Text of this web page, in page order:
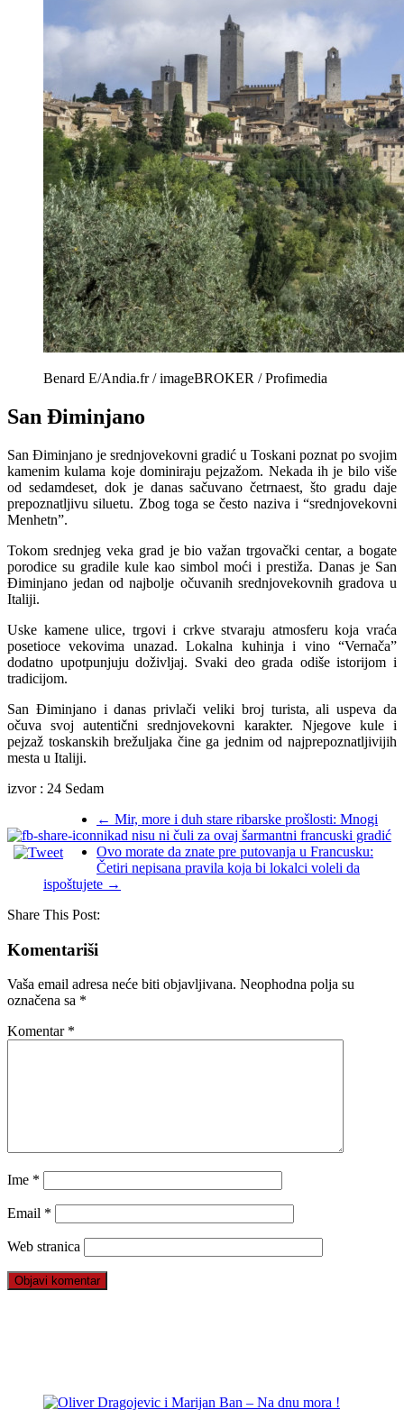
Benard E/Andia.fr / imageBROKER / Profimedia
San Điminjano
San Điminjano je srednjovekovni gradić u Toskani poznat po svojim
kamenim kulama koje dominiraju pejzažom. Nekada ih je bilo više
od sedamdeset, dok je danas sačuvano četrnaest, što gradu daje
prepoznatljivu siluetu. Zbog toga se često naziva i “srednjovekovni
Menhetn”.
Tokom srednjeg veka grad je bio važan trgovački centar, a bogate
porodice su gradile kule kao simbol moći i prestiža. Danas je San
Điminjano jedan od najbolje očuvanih srednjovekovnih gradova u
Italiji.
Uske kamene ulice, trgovi i crkve stvaraju atmosferu koja vraća
posetioce vekovima unazad. Lokalna kuhinja i vino “Vernača”
dodatno upotpunjuju doživljaj. Svaki deo grada odiše istorijom i
tradicijom.
San Điminjano i danas privlači veliki broj turista, ali uspeva da
očuva svoj autentični srednjovekovni karakter. Njegove kule i
pejzaž toskanskih brežuljaka čine ga jednim od najprepoznatljivijih
mesta u Italiji.
izvor : 24 Sedam
← Mir, more i duh stare ribarske prošlosti: Mnogi
nikad nisu ni čuli za ovaj šarmantni francuski gradić
Ovo morate da znate pre putovanja u Francusku:
Četiri nepisana pravila koja bi lokalci voleli da
ispoštujete →
Share This Post:
Komentariši
Vaša email adresa neće biti objavljivana. Neophodna polja su
označena sa *
Komentar *
Ime *
Email *
Web stranica